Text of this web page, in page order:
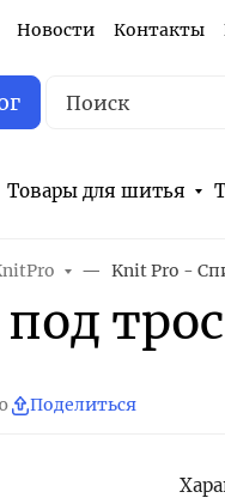
Новости Контакты
Товары для шитья
Knit Pro -
Поделиться